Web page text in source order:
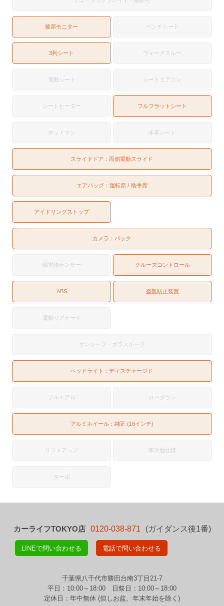
後席モニター ベンチシート
3列シート ウォークスルー
電動シート シートエアコン
シートヒーター フルフラットシート
オットマン 本革シート
スライドドア： 両側電動スライド
エアバッグ： 運転席 助手席
アイドリングストップ
カメラ： バック
障害物センサー クルーズコントロール
ABS 盗難防止装置
電動リアゲート
サンルーフ・ガラスルーフ
ヘッドライト：ディスチャージド
フルエアロ ローダウン
アルミホイール：純正 (16インチ)
リフトアップ 寒冷地仕様
ターボ
カーライフTOKYO店 0120-038-871 (ガイダンス後1番)
LINEで問い合わせる 電話で問い合わせる
千葉県八千代市勝田台南3丁目21-7
平日：10:00～18:00 日祭日：10:00～18:00
定休日：年中無休 (但しお盆、年末年始を除く)